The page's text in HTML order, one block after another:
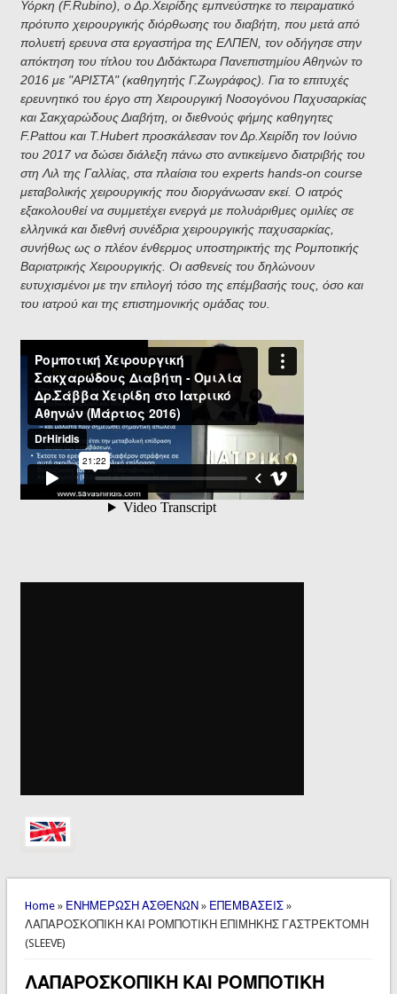
Υόρκη (F.Rubino), ο Δρ.Χειρίδης εμπνεύστηκε το πειραματικό
πρότυπο χειρουργικής διόρθωσης του διαβήτη, που μετά από
πολυετή ερευνα στα εργαστήρα της ΕΛΠΕΝ, τον οδήγησε στην
απόκτηση του τίτλου του Διδάκτωρα Πανεπιστημίου Αθηνών το
2016 με "ΑΡΙΣΤΑ" (καθηγητής Γ.Ζωγράφος). Για το επιτυχές
ερευνητικό του έργο στη Χειρουργική Νοσογόνου Παχυσαρκίας
και Σακχαρώδους Διαβήτη, οι διεθνούς φήμης καθηγητες
F.Pattou και T.Hubert προσκάλεσαν τον Δρ.Χειρίδη τον Ιούνιο
του 2017 να δώσει διάλεξη πάνω στο αντικείμενο διατριβής του
στη Λιλ της Γαλλίας, στα πλαίσια του experts hands-on course
μεταβολικής χειρουργικής που διοργάνωσαν εκεί.Ο ιατρός
εξακολουθεί να συμμετέχει ενεργά με πολυάριθμες ομιλίες σε
ελληνικά και διεθνή συνέδρια χειρουργικής παχυσαρκίας,
συνήθως ως ο πλέον ένθερμος υποστηρικτής της Ρομποτικής
Βαριατρικής Χειρουργικής. Οι ασθενείς του δηλώνουν
ευτυχισμένοι με την επιλογή τόσο της επέμβασής τους, όσο και
του ιατρού και της επιστημονικής ομάδας του.
You are here
Home» ΕΝΗΜΕΡΩΣΗ ΑΣΘΕΝΩΝ » ΕΠΕΜΒΑΣΕΙΣ»
ΛΑΠΑΡΟΣΚΟΠΙΚΗ ΚΑΙ ΡΟΜΠΟΤΙΚΗ ΕΠΙΜΗΚΗΣ ΓΑΣΤΡΕΚΤΟΜΗ
(SLEEVE)
ΛΑΠΑΡΟΣΚΟΠΙΚΗ ΚΑΙ ΡΟΜΠΟΤΙΚΗ